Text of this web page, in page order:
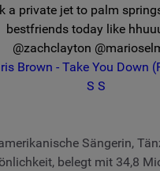
a private jet to palm
bestfriends today like
@zachclayton
Brown - Take You Down
S S
Sängerin,
belegt mit 34,8